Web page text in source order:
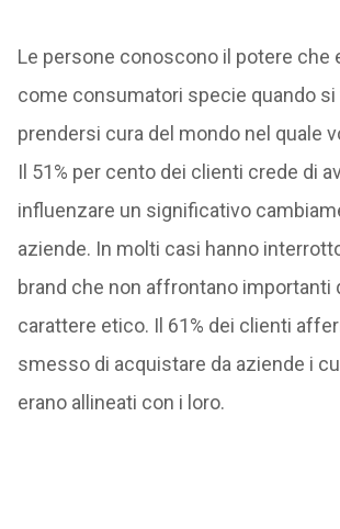
Le persone conoscono il potere che
come consumatori specie quando si
prendersi cura del mondo nel quale
Il 51% per cento dei clienti crede di
influenzare un significativo
aziende. In molti casi hanno
brand che non affrontano importanti
carattere etico. Il 61% dei clienti
smesso di acquistare da aziende i
erano allineati con i loro.